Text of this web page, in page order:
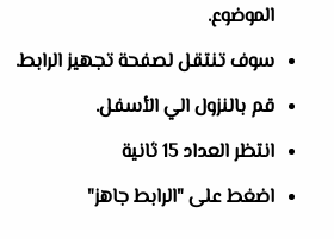
الموضوع.
سوف تنتقل لصفحة تجهيز الرابط.
قم بالنزول الي الأسفل.
انتظر العداد 15 ثانية
اضغط على "الرابط جاهز"